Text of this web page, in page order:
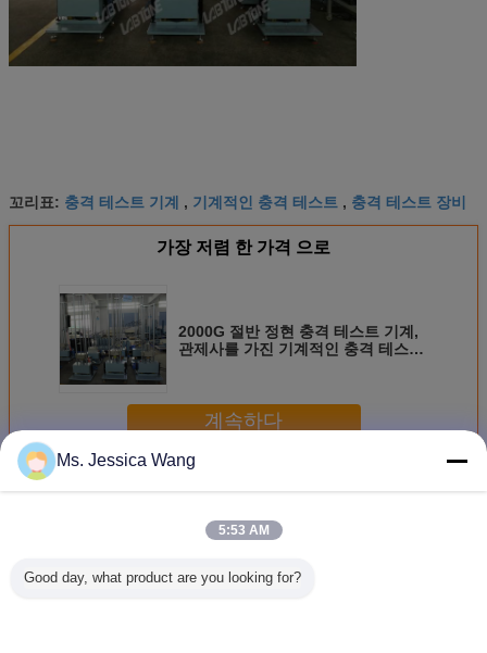
꼬리표: 충격 테스트 기계 , 기계적인 충격 테스트 , 충격 테스트 장비
가장 저렴 한 가격 으로
2000G 절반 정현 충격 테스트 기계,
관제사를 가진 기계적인 충격 테스트
계속하다
더 많은 것
Ms. Jessica Wang
5:53 AM
Good day, what product are you looking for?